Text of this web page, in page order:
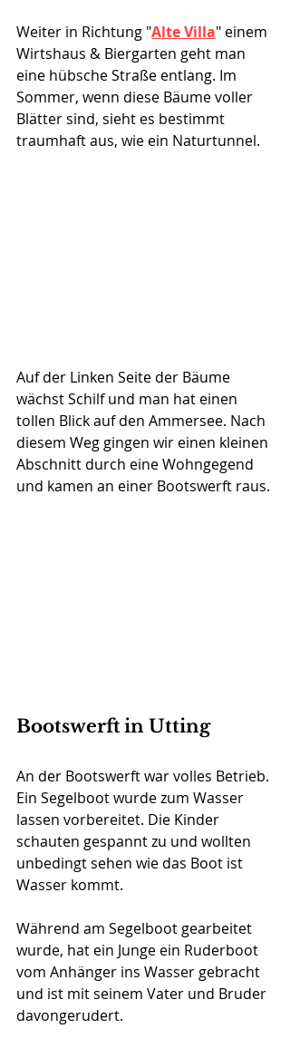
Weiter in Richtung "Alte Villa" einem
Wirtshaus & Biergarten geht man
eine hübsche Straße entlang. Im
Sommer, wenn diese Bäume voller
Blätter sind, sieht es bestimmt
traumhaft aus, wie ein Naturtunnel.
Auf der Linken Seite der Bäume
wächst Schilf und man hat einen
tollen Blick auf den Ammersee. Nach
diesem Weg gingen wir einen kleinen
Abschnitt durch eine Wohngegend
und kamen an einer Bootswerft raus.
Bootswerft in Utting
An der Bootswerft war volles Betrieb.
Ein Segelboot wurde zum Wasser
lassen vorbereitet. Die Kinder
schauten gespannt zu und wollten
unbedingt sehen wie das Boot ist
Wasser kommt.
Während am Segelboot gearbeitet
wurde, hat ein Junge ein Ruderboot
vom Anhänger ins Wasser gebracht
und ist mit seinem Vater und Bruder
davongerudert.